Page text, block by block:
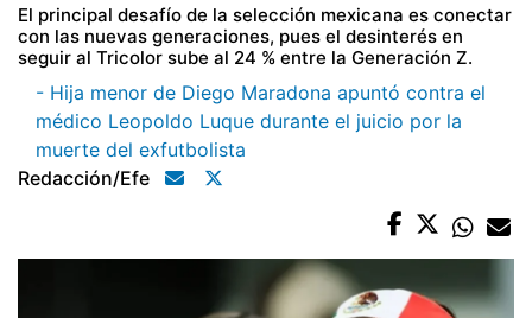
El principal desafío de la selección mexicana es conectar
con las nuevas generaciones, pues el desinterés en
seguir al Tricolor sube al 24 % entre la Generación Z.
- Hija menor de Diego Maradona apuntó contra el
médico Leopoldo Luque durante el juicio por la
muerte del exfutbolista
Redacción/efe